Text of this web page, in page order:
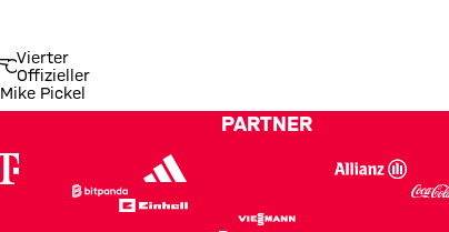
Vierter
Offizieller
Mike Pickel
PARTNER